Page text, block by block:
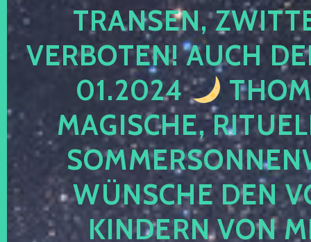
TRANSEN,
VERBOTEN! AUCH
01.2024
MAGISCHE,
WÜNSCHE DEN
KINDERN VON